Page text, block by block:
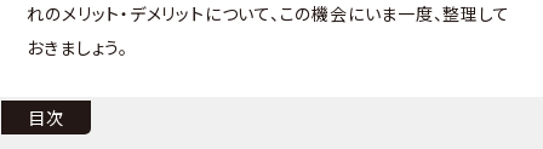
れのメリット・デメリットについて、この機会にいま一度、整理して
おきましょう。
目次